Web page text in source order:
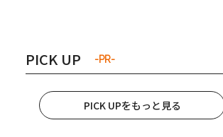
PICK UP -PR-
PICK UPをもっと見る